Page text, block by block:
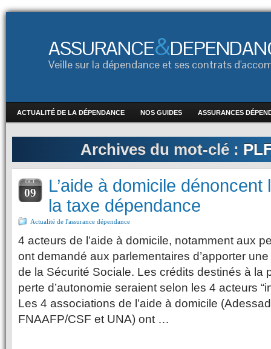
ASSURANCE&
Veille sur la dépendance et ses contrats
ACTUALITÉ DE LA DÉPENDANCE NOS GUIDES ASSURANCES
Archives du mot-clé :
OCT
09
L’aide à domicile dénoncent
la taxe dépendance
Actualité de l'assurance dépendance
4 acteurs de l’aide à domicile, notamment aux
ont demandé aux parlementaires d’apporter
de la Sécurité Sociale. Les crédits destinés à la
perte d’autonomie seraient selon les 4 acteurs
Les 4 associations de l’aide à domicile
FNAAFP/CSF et UNA) ont …